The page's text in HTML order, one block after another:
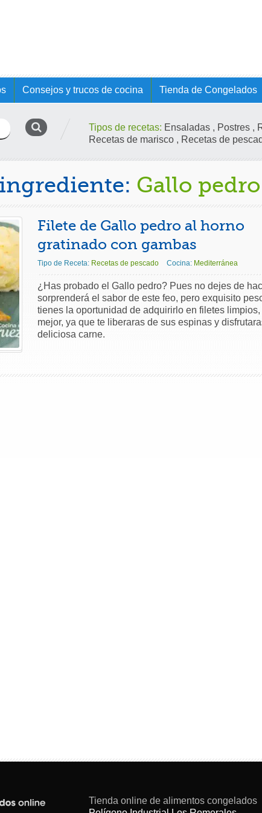
Consejos y trucos de cocina Tienda de Congelados
Tipos de recetas: Ensaladas , Postres ,
Recetas de marisco , Recetas de
Gallo pedro
Filete de Gallo pedro al horno
gratinado con gambas
Tipo de Receta: Recetas de pescado Cocina: Mediterránea
¿Has probado el Gallo pedro? Pues no dejes de
sorprenderá el sabor de este feo, pero exquisito
tienes la oportunidad de adquirirlo en filetes
mejor, ya que te liberaras de sus espinas y
deliciosa carne.
Tienda online de alimentos congelados